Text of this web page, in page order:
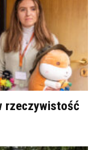
rzeczywistość